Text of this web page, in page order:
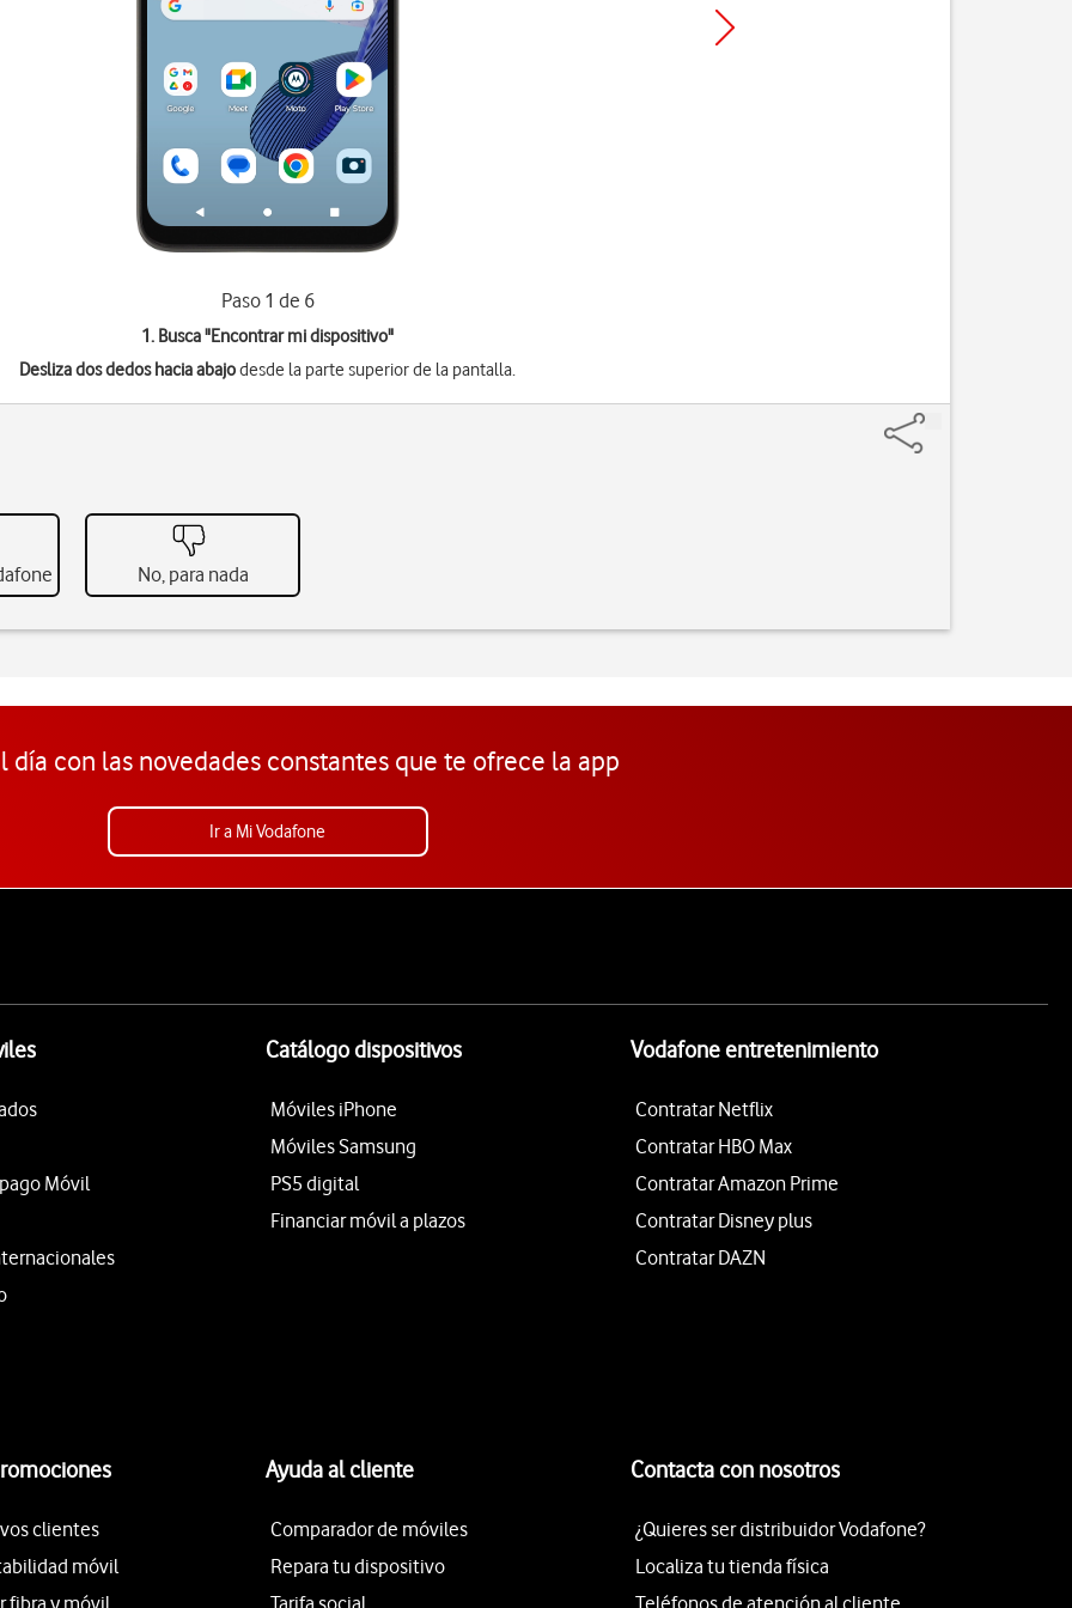
Paso 1 de 6
1. Busca "Encontrar mi dispositivo"
Desliza dos dedos hacia abajodesde la parte superior de la pantalla.
No, para nada
día con las novedades constantes que te ofrece la app
Ir a Mi Vodafone
Móvil
Catálogo dispositivos
Móviles iPhone
Móviles Samsung
PS5 digital
Financiar móvil a plazos
Vodafone entretenimiento
Contratar Netflix
Contratar HBO Max
Contratar Amazon Prime
Contratar Disney plus
Contratar DAZN
clientes
móvil
fibra y móvil
Ayuda al cliente
Comparador de móviles
Repara tu dispositivo
Tarifa social
Contacta con nosotros
¿Quieres ser distribuidor Vodafone?
Localiza tu tienda física
Teléfonos de atención al cliente